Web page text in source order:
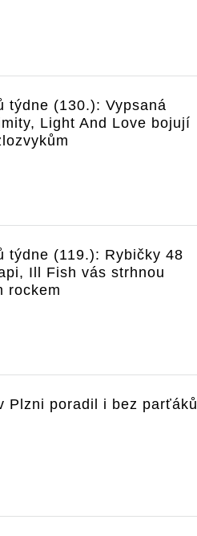
týdne (130.): Vypsaná
Light And Love bojují
týdne (119.): Rybičky 48
Ill Fish vás strhnou
rockem
Plzni poradil i bez parťáků